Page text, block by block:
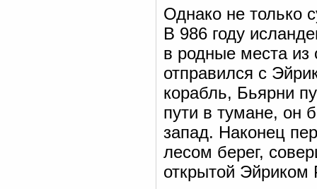
Однако не только
В 986 году
в родные места из
отправился с
корабль, Бьярни
пути в тумане, он
запад. Наконец
лесом берег,
открытой Эйриком